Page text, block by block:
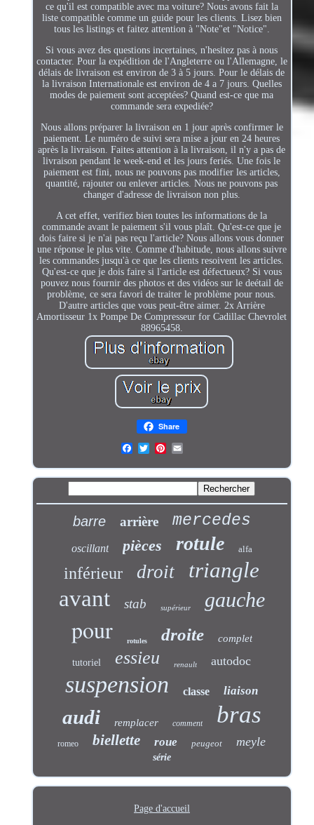
ce qu'il est compatible avec ma voiture? Nous avons fait la
liste compatible comme un guide pour les clients. Lisez bien
tous les listings et faitez attention à "Note"et "Notice".
Si vous avez des questions incertaines, n'hesitez pas à nous
contacter. Pour la expédition de l'Angleterre ou l'Allemagne, le
délais de livraison est environ de 3 à 5 jours. Pour le délais de
la livraison Internationale est environ de 4 a 7 jours. Quelles
modes de paiement sont acceptées? Quand est-ce que ma
commande sera expediée?
Nous allons préparer la livraison en 1 jour après confirmer le
paiement. Le numéro de suivi sera mise a jour en 24 heures
après la livraison. Faites attention à la livraison, il n'y a pas de
livraison pendant le week-end et les jours feriés. Une fois le
paiement est fini, nous ne pouvons pas modifier les articles,
quantité, rajouter ou enlever articles. Nous ne pouvons pas
changer d'adresse de livraison non plus.
A cet effet, verifiez bien toutes les informations de la
commande avant le paiement s'il vous plaît. Qu'est-ce que je
dois faire si je n'ai pas reçu l'article? Nous allons vous donner
une réponse le plus vite. Comme d'habitude, nous allons suivre
les commandes jusqu'à ce que les clients resoivent les articles.
Qu'est-ce que je dois faire si l'article est défectueux? Si vous
pouvez nous fournir des photos et des vidéos sur le deétail de
problème, ce sera favori de traiter le problème pour nous.
D'autre articles que vous peut-être aimer. 2x Arrière
Amortisseur 1x Pompe De Compresseur for Cadillac Chevrolet
88965458.
Share
barre arrière mercedes
oscillant pièces rotule alfa
inférieur droit triangle
avant stab supérieur gauche
pour rotules droite complet
tutoriel essieu renault autodoc
suspension classe liaison
audi remplacer comment bras
romeo biellette roue peugeot meyle
série
Page d'accueil